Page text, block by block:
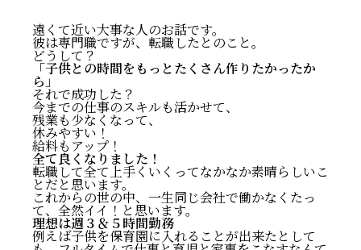
遠くて近い大事な人のお話です。
彼は専門職ですが、転職したとのこと。
どうして？
「子供との時間をもっとたくさん作りたかったか
ら」
それで成功した？
今までの仕事のスキルも活かせて、
残業も少なくなって、
休みやすい！
給料もアップ！
全て良くなりました！
転職して全て上手くいくってなかなか素晴らしいこ
とだと思います。
これからの世の中、一生同じ会社で働かなくたっ
て、全然イイ！と思います。
理想は週３＆５時間勤務
例えば子供を保育園に入れることが出来たとして